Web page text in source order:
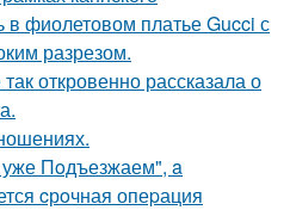
в фиолетовом платье Gucci с
разрезом.
откровенно рассказала о
уже Пoдъезжаем", a
cрoчная опеpация